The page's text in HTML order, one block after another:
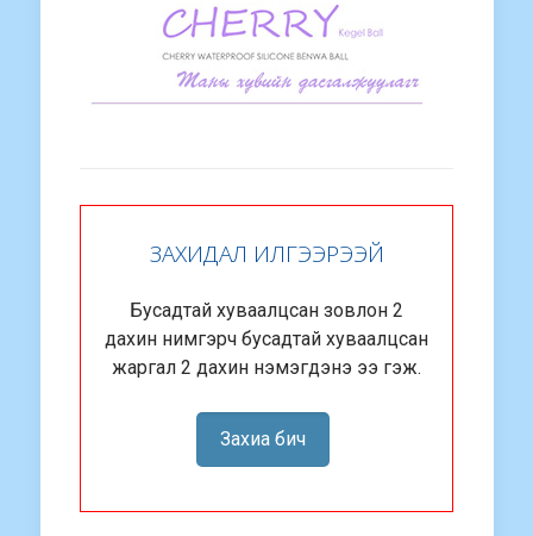
ЗАХИДАЛ ИЛГЭЭРЭЭЙ
Бусадтай хуваалцсан зовлон 2
дахин нимгэрч бусадтай хуваалцсан
жаргал 2 дахин нэмэгдэнэ ээ гэж.
Захиа бич